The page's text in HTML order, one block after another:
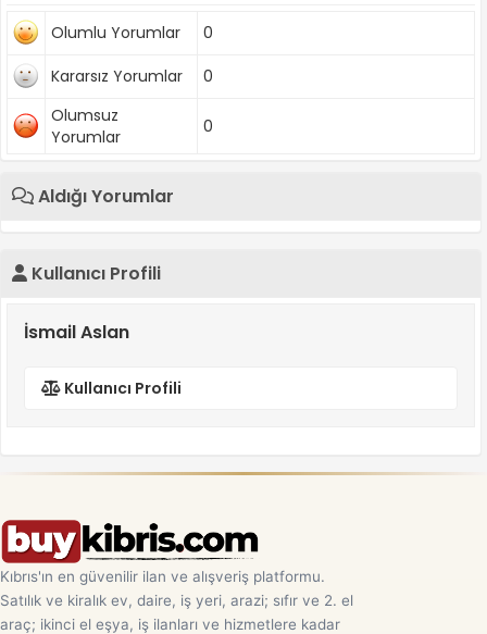
Olumlu Yorumlar
0
Kararsız Yorumlar
0
Olumsuz
Yorumlar
0
Aldığı Yorumlar
Kullanıcı Profili
İsmail Aslan
Kullanıcı Profili
Kıbrıs'ın en güvenilir ilan ve alışveriş platformu.
Satılık ve kiralık ev, daire, iş yeri, arazi; sıfır ve 2. el
araç; ikinci el eşya, iş ilanları ve hizmetlere kadar